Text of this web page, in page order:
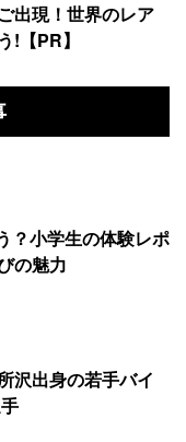
出現！世界のレア
!【PR】
？小学生の体験レポ
の魅力
沢出身の若手バイ